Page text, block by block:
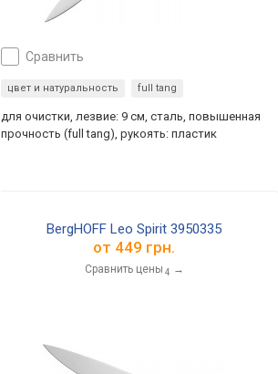
сравнить
цвет и натуральность full tang
для очистки, лезвие: 9 см, сталь, повышенная
прочность (full tang), рукоять: пластик
BergHOFF Leo Spirit 3950335
от 449 грн.
Сравнить цены 4 →